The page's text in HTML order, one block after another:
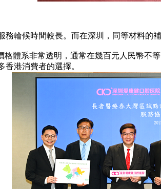
候時間較長。而在深圳，同等材料的補
系非常透明，通常在幾百元人民幣不
港消費者的選擇。